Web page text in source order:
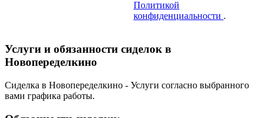
Политикой
конфиденциальности .
Услуги и обязанности сиделок в
Новопеределкино
Сиделка в Новопеределкино - Услуги согласно выбранного
вами графика работы.